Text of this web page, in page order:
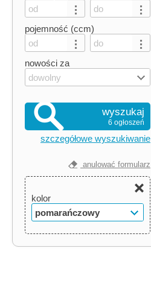
pojemność (ccm)
nowości za
dowolny
wyszukaj
6 ogłoszeń
szczegółowe wyszukiwanie
anulować formularz
kolor
pomarańczowy